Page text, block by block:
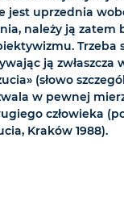
jest uprzednia
należy ją zatem
Trzeba
ją zwłaszcza
(słowo
w pewnej
człowieka
Kraków 1988).